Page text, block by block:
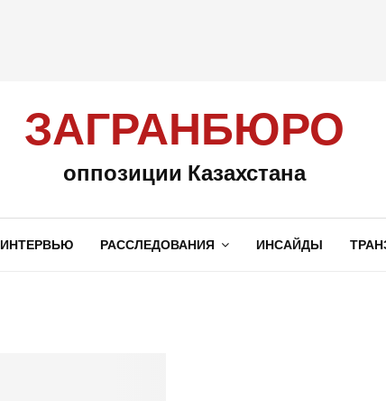
ЗАГРАНБЮРО
оппозиции Казахстана
ИНТЕРВЬЮ РАССЛЕДОВАНИЯ ИНСАЙДЫ